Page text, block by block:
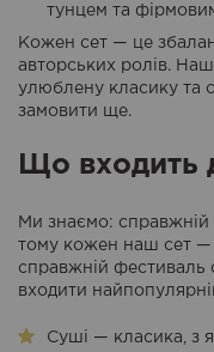
тунцем та
Кожен сет — це
авторських ролів.
улюблену класику та
замовити ще.
Що входить
Ми знаємо: справжній
тому кожен наш сет —
справжній фестиваль
входити
Суші — класика, з